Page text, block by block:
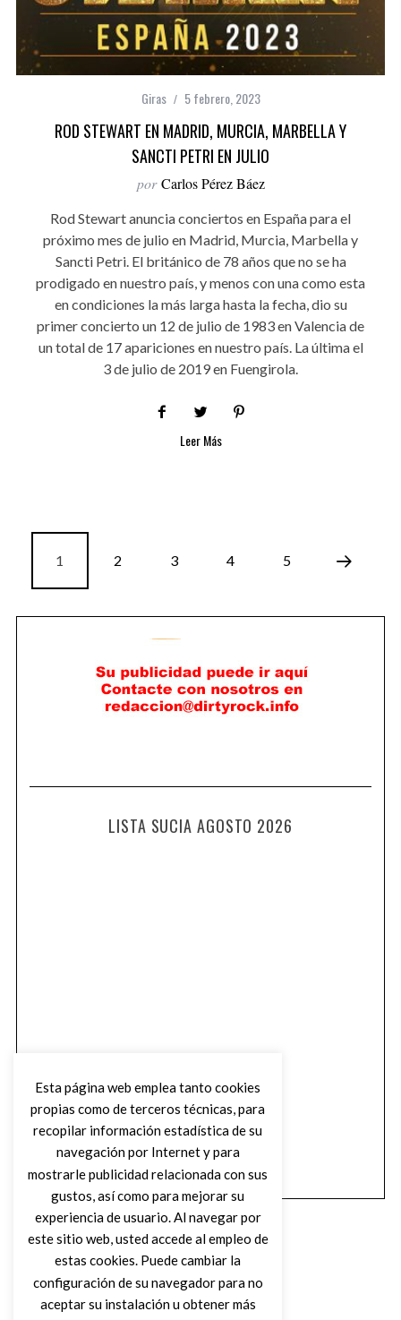
Giras 5 febrero, 2023
ROD STEWART EN MADRID, MURCIA, MARBELLA Y
SANCTI PETRI EN JULIO
por Carlos Pérez Báez
Rod Stewart anuncia conciertos en España para el
próximo mes de julio en Madrid, Murcia, Marbella y
Sancti Petri. El británico de 78 años que no se ha
prodigado en nuestro país, y menos con una como esta
en condiciones la más larga hasta la fecha, dio su
primer concierto un 12 de julio de 1983 en Valencia de
un total de 17 apariciones en nuestro país. La última el
3 de julio de 2019 en Fuengirola.
Leer Más
1 2 3 4 5
LISTA SUCIA AGOSTO 2026
Esta página web emplea tanto cookies
propias como de terceros técnicas, para
recopilar información estadística de su
navegación por Internet y para
mostrarle publicidad relacionada con sus
gustos, así como para mejorar su
experiencia de usuario. Al navegar por
este sitio web, usted accede al empleo de
estas cookies. Puede cambiar la
configuración de su navegador para no
aceptar su instalación u obtener más